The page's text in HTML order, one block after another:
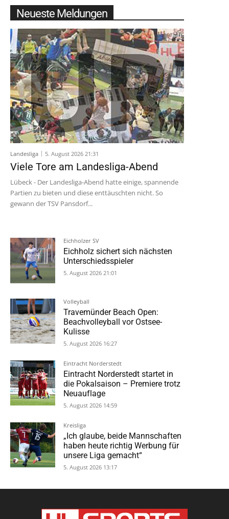
Neueste Meldungen
Landesliga 5. August 2026 21:31
Viele Tore am Landesliga-Abend
Lübeck - Der Landesliga-Abend hatte einige, spannende
Partien zu bieten und diese enttäuschten nicht. So
gewann der TSV Pansdorf...
Eichholzer SV
Eichholz sichert sich nächsten
Unterschiedsspieler
5. August 2026 21:01
Volleyball
Travemünder Beach Open:
Beachvolleyball vor Ostsee-
Kulisse
5. August 2026 16:27
Eintracht Norderstedt
Eintracht Norderstedt startet in
die Pokalsaison – Premiere trotz
Neuauflage
5. August 2026 14:59
Kreisliga
„Ich glaube, beide Mannschaften
haben heute richtig Werbung für
unsere Liga gemacht“
5. August 2026 13:17